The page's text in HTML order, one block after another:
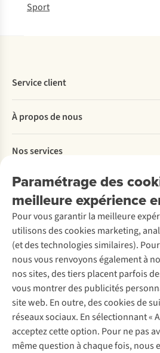
Sport
Paramétrage des
meilleure expérience
Pour vous garantir la meilleure
utilisons des cookies marketing,
(et des technologies similaires).
nous vous renvoyons également à
nos sites, des tiers placent parfois
vous montrer des publicités
site web. En outre, des cookies de
réseaux sociaux. En sélectionnant «
acceptez cette option. Pour ne pas
même question à chaque fois, nous
Service client
Commander
Payer
Livraison
Rétractation d'une commande
Entretien & réparations
Garantie
Contactez-nous
À propos de nous
Explore More
À propos d’Ayacucho
Nos magasins
À propos d’A.S.Adventure
Déclaration d'accessibilité
Nos services
Location / Location sports d’hiver
Entretien de ski
Service de lavage
Entretien de chaussures
Réparation de chaussures
Réparation de vêtements
Retouches
Pour les entreprises
Découvrez
A.S.Magazine
Explore Camp
Gear Check
Expertise & conseils
Abonnez-vous à la newsletter
Suivez-nous